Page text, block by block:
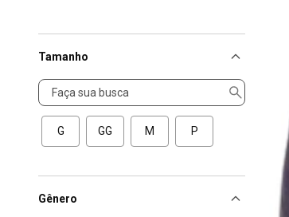
Tamanho
Tamanho
G GG M P
Gênero